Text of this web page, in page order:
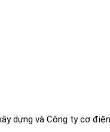
dựng và Công ty cơ